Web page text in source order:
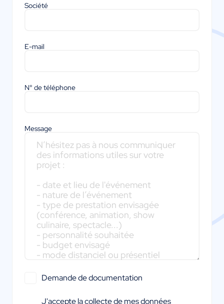
Société
E-mail
N° de téléphone
Message
Demande de documentation
J'accepte la collecte de mes données